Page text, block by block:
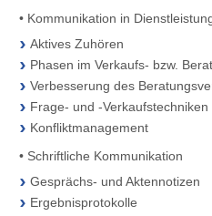
• Kommunikation in
Aktives Zuhören
Phasen im Verkaufs- bzw.
Verbesserung des
Frage- und -Verkaufstechniken
Konfliktmanagement
• Schriftliche Kommunikation
Gesprächs- und Aktennotizen
Ergebnisprotokolle